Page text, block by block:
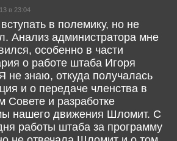
в 23:04
в полемику, но не
Анализ администратора мне
особенно в части
о работе штаба Игоря
не знаю, откуда получалась
и о передаче членства в
Совете и разработке
нашего движения Шломит. С
работы штаба за программу